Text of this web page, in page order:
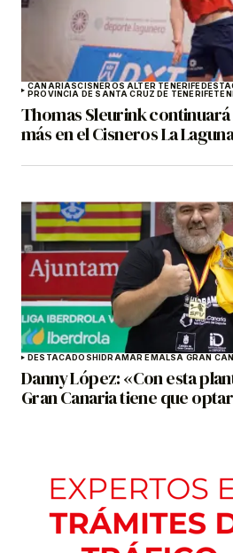
CANARIASCISNEROS ALTER TENERIFE
PROVINCIA DE SANTA CRUZ DE TENERIFE
Thomas Sleurink
más en el Cisneros La
DESTACADOS HIDRAMAR EMALSA GRAN
Danny López: «Con esta
Gran Canaria tiene que